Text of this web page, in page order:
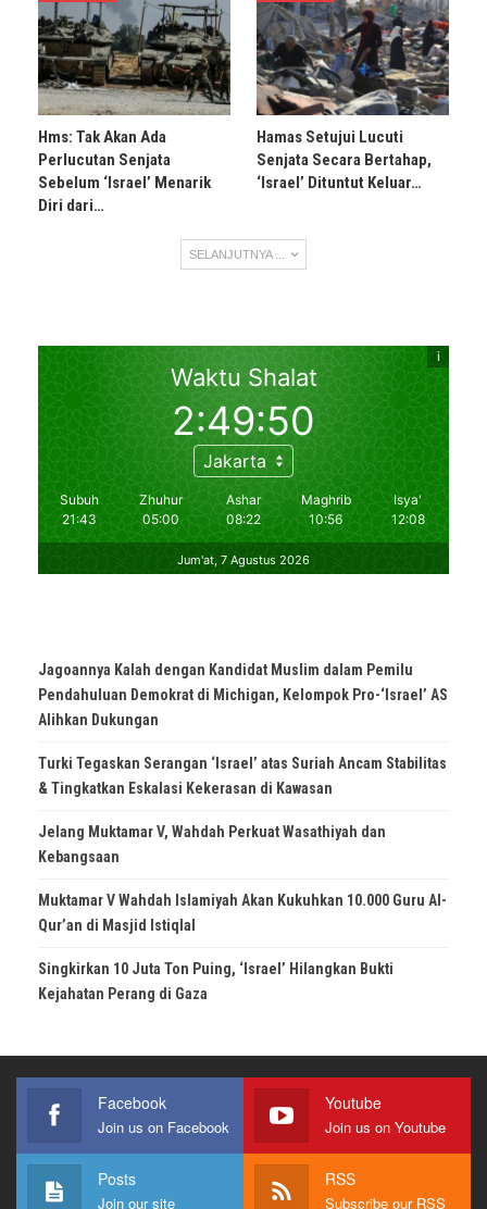
Hms: Tak Akan Ada
Perlucutan Senjata
Sebelum ‘Israel’ Menarik
Diri dari…
Hamas Setujui Lucuti
Senjata Secara Bertahap,
‘Israel’ Dituntut Keluar…
SELANJUTNYA ...
Jagoannya Kalah dengan Kandidat Muslim dalam Pemilu
Pendahuluan Demokrat di Michigan, Kelompok Pro-‘Israel’ AS
Alihkan Dukungan
Turki Tegaskan Serangan ‘Israel’ atas Suriah Ancam Stabilitas
& Tingkatkan Eskalasi Kekerasan di Kawasan
Jelang Muktamar V, Wahdah Perkuat Wasathiyah dan
Kebangsaan
Muktamar V Wahdah Islamiyah Akan Kukuhkan 10.000 Guru Al-
Qur’an di Masjid Istiqlal
Singkirkan 10 Juta Ton Puing, ‘Israel’ Hilangkan Bukti
Kejahatan Perang di Gaza
Facebook
Join us on Facebook
Youtube
Join us on Youtube
Posts
Join our site
RSS
Subscribe our RSS